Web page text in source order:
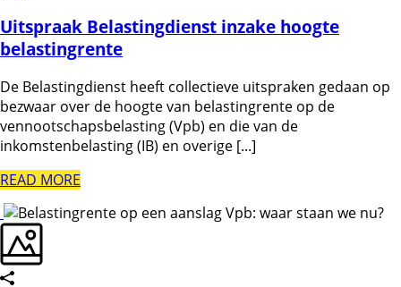
Uitspraak Belastingdienst inzake hoogte
belastingrente
De Belastingdienst heeft collectieve uitspraken gedaan op
bezwaar over de hoogte van belastingrente op de
vennootschapsbelasting (Vpb) en die van de
inkomstenbelasting (IB) en overige [...]
READ MORE